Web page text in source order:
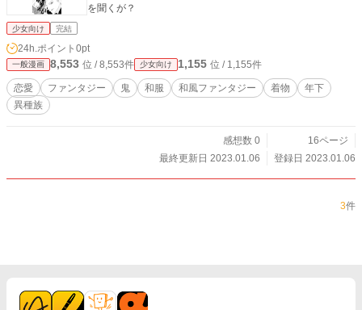
を聞くが？
少女向け 完結
24h.ポイント 0pt
一般漫画 8,553 位 / 8,553件 少女向け 1,155 位 / 1,155件
恋愛 ファンタジー 鬼 和服 和風ファンタジー 着物
年下
異種族
感想数 0
16ページ
最終更新日 2023.01.06
登録日 2023.01.06
3件